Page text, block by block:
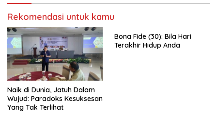
Rekomendasi untuk kamu
Naik di Dunia, Jatuh Dalam
Wujud: Paradoks Kesuksesan
Yang Tak Terlihat
Bona Fide (30): Bila Hari
Terakhir Hidup Anda